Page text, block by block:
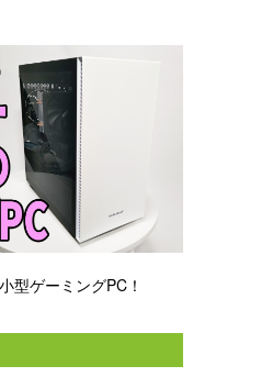
型ゲーミングPC！